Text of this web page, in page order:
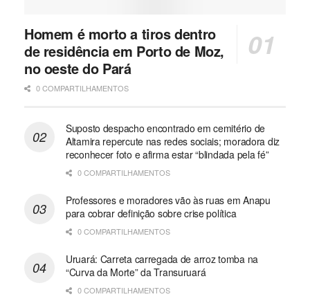
Homem é morto a tiros dentro
de residência em Porto de Moz,
no oeste do Pará
0 COMPARTILHAMENTOS
Suposto despacho encontrado em cemitério de
Altamira repercute nas redes sociais; moradora diz
reconhecer foto e afirma estar “blindada pela fé”
0 COMPARTILHAMENTOS
Professores e moradores vão às ruas em Anapu
para cobrar definição sobre crise política
0 COMPARTILHAMENTOS
Uruará: Carreta carregada de arroz tomba na
“Curva da Morte” da Transuruará
0 COMPARTILHAMENTOS